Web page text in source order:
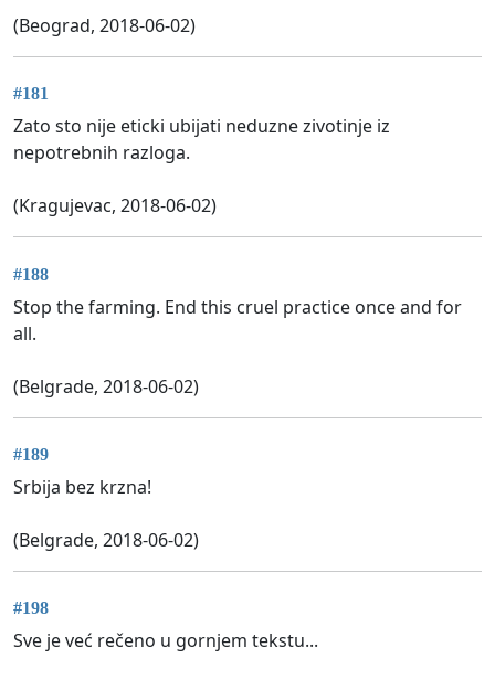
(Beograd, 2018-06-02)
#181
Zato sto nije eticki ubijati neduzne zivotinje iz
nepotrebnih razloga.
(Kragujevac, 2018-06-02)
#188
Stop the farming. End this cruel practice once and for
all.
(Belgrade, 2018-06-02)
#189
Srbija bez krzna!
(Belgrade, 2018-06-02)
#198
Sve je već rečeno u gornjem tekstu...